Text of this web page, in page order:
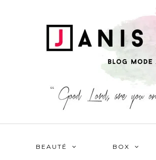
BEAUTÉ BOX